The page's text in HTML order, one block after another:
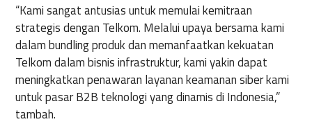
“Kami sangat antusias untuk memulai kemitraan
strategis dengan Telkom. Melalui upaya bersama kami
dalam bundling produk dan memanfaatkan kekuatan
Telkom dalam bisnis infrastruktur, kami yakin dapat
meningkatkan penawaran layanan keamanan siber kami
untuk pasar B2B teknologi yang dinamis di Indonesia,”
tambah.